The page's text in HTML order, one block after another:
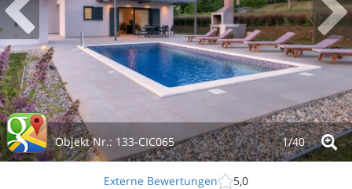
Objekt Nr.: 133-CIC065 1/40
Externe Bewertungen
5,0